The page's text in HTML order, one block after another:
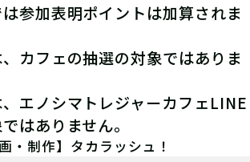
参加表明ポイントは加算されま
カフェの抽選の対象ではありま
、エノシマトレジャーカフェLINE
はありません。
画・制作】タカラッシュ！